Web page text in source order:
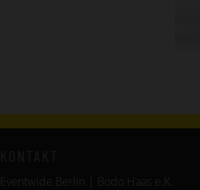
Eventwide Berlin | Bodo Haas e.K.